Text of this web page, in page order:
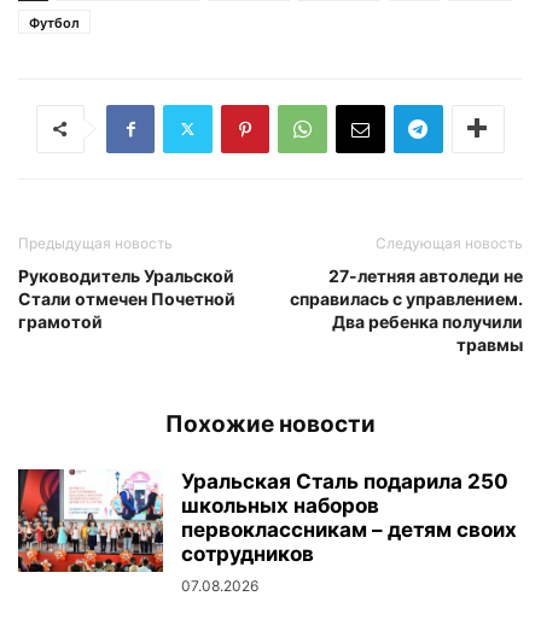
Футбол
Предыдущая новость
Руководитель Уральской
Стали отмечен Почетной
грамотой
Следующая новость
27-летняя автоледи не
справилась с управлением.
Два ребенка получили
травмы
Похожие новости
Уральская Сталь подарила 250
школьных наборов
первоклассникам – детям своих
сотрудников
07.08.2026